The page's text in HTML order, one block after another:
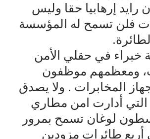
رايد إرهابيا حقا وليس
فلن تسمح له المؤسسة
خبراء في حقلي الأمن
ومعظمهم موظفون
المخابرات . ولا يصدق
أدارت امن مطاري
لوغان تسمح بمرور
أربع طائرات مزودين